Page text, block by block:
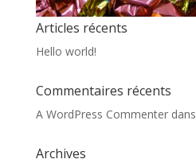
Articles récents
Hello world!
Commentaires récents
A WordPress Commenterdans
Archives